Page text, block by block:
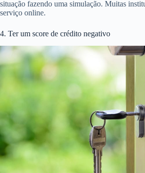
situação fazendo uma simulação. Muitas
serviço online.
4. Ter um score de crédito negativo